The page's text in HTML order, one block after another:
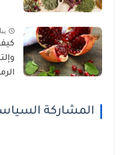
يناير
المشاركة